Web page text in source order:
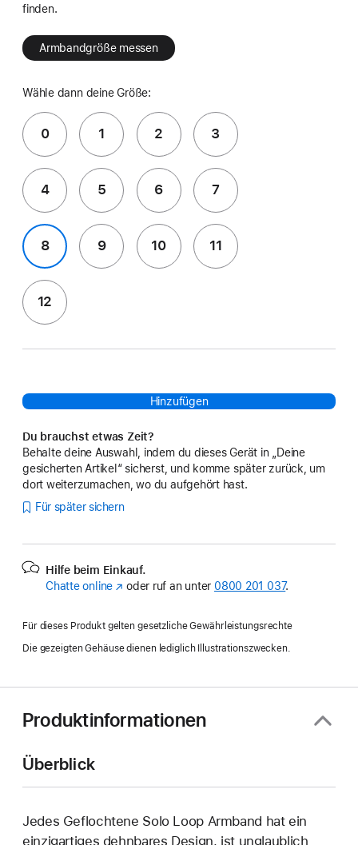
finden.
Armbandgröße messen
Wähle dann deine Größe:
0 1 2 3
4 5 6 7
8 9 10 11
12
Hinzufügen
Du brauchst etwas Zeit?
Behalte deine Auswahl, indem du dieses Gerät in „Deine
gesicherten Artikel“ sicherst, und komme später zurück, um
dort weiterzumachen, wo du aufgehört hast.
Für später sichern
Hilfe beim Einkauf.
Chatte online (Öffnet
Fenster)
oder ruf an unter 0800 201 037.
Für dieses Produkt gelten gesetzliche Gewährleistungsrechte
Die gezeigten Gehäuse dienen lediglich Illustrationszwecken.
Produktinformationen
Überblick
Jedes Geflochtene Solo Loop Armband hat ein
einzig­artiges dehn­bares Design, ist unglaublich